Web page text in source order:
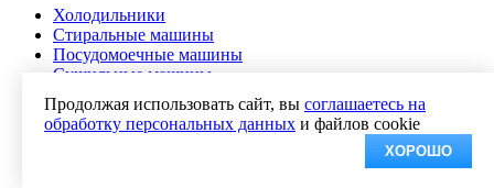
Продолжая использовать сайт, вы соглашаетесь на
обработку персональных данных и файлов cookie
ХОРОШО
Холодильники
Стиральные машины
Посудомоечные машины
Сушильные машины
Морозильники и морозильные камеры
Ремонт варочных панелей
Духовые шкафы